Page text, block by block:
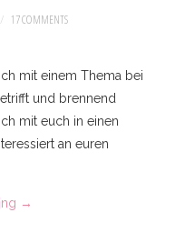
17 COMMENTS
mit einem Thema bei
und brennend
mit euch in einen
an euren
→